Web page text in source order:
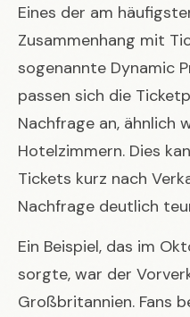
Eines der am
Zusammenhang mit
sogenannte Dynamic
passen sich die
Nachfrage an, ähnlich
Hotelzimmern. Dies
Tickets kurz nach
Nachfrage deutlich
Ein Beispiel, das im
sorgte, war der
Großbritannien. Fans